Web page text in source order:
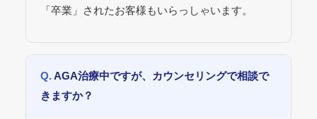
「卒業」されたお客様もいらっしゃいます。
AGA治療中ですが、カウンセリングで相談で
きますか？